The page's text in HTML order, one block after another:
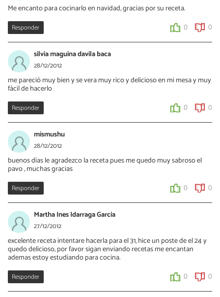
Me encanto para cocinarlo en navidad, gracias por su receta.
Responder 0 0
silvia maguina davila baca
28/12/2012
me pareció muy bien y se vera muy rico y delicioso en mi mesa y muy
fácil de hacerlo
Responder 0 0
mismushu
28/12/2012
buenos días le agradezco la receta pues me quedo muy sabroso el
pavo , muchas gracias
Responder 0 0
Martha Ines Idarraga Garcia
27/12/2012
excelente receta intentare hacerla para el 31, hice un poste de el 24 y
quedo delicioso, por favor sigan enviando recetas me encantan
ademas estoy estudiando para cocina.
Responder 0 0